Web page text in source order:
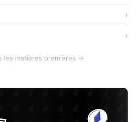
les matières premières →